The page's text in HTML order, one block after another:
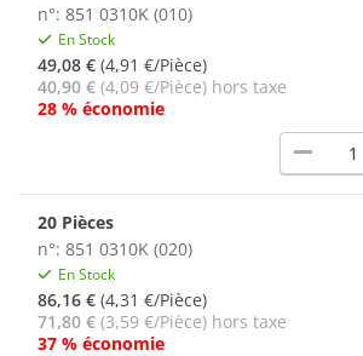
n°: 851 0310K (010)
En Stock
49,08 € (4,91 €/Pièce)
40,90 € (4,09 €/Pièce) hors taxe
28 % économie
remove
20 Pièces
n°: 851 0310K (020)
En Stock
86,16 € (4,31 €/Pièce)
71,80 € (3,59 €/Pièce) hors taxe
37 % économie